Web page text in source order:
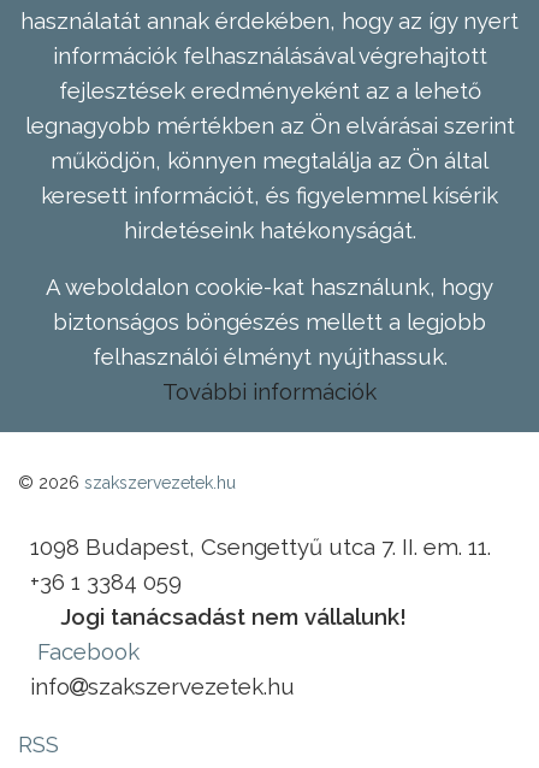
használatát annak érdekében, hogy az így nyert
információk felhasználásával végrehajtott
fejlesztések eredményeként az a lehető
legnagyobb mértékben az Ön elvárásai szerint
működjön, könnyen megtalálja az Ön által
keresett információt, és figyelemmel kísérik
hirdetéseink hatékonyságát.
A weboldalon cookie-kat használunk, hogy
biztonságos böngészés mellett a legjobb
felhasználói élményt nyújthassuk.
További információk
© 2026 szakszervezetek.hu
1098 Budapest, Csengettyű utca 7. II. em. 11.
+36 1 3384 059
Jogi tanácsadást nem vállalunk!
Facebook
info
szakszervezetek.hu
RSS